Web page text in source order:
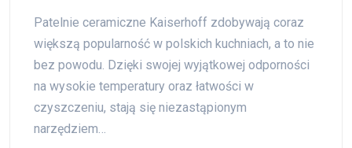
Patelnie ceramiczne Kaiserhoff zdobywają coraz
większą popularność w polskich kuchniach, a to nie
bez powodu. Dzięki swojej wyjątkowej odporności
na wysokie temperatury oraz łatwości w
czyszczeniu, stają się niezastąpionym
narzędziem…